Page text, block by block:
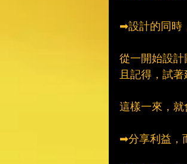
➡設計的同時
從一開始設
且記得，試
這樣一來，就
➡分享利益，